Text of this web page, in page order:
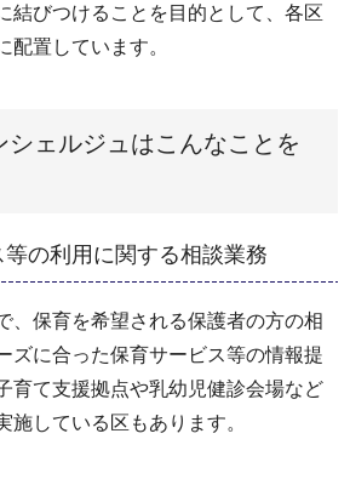
結びつけることを目的として、各区
配置しています。
シェルジュはこんなことを
等の利用に関する相談業務
、保育を希望される保護者の方の相
ズに合った保育サービス等の情報提
育て支援拠点や乳幼児健診会場など
施している区もあります。